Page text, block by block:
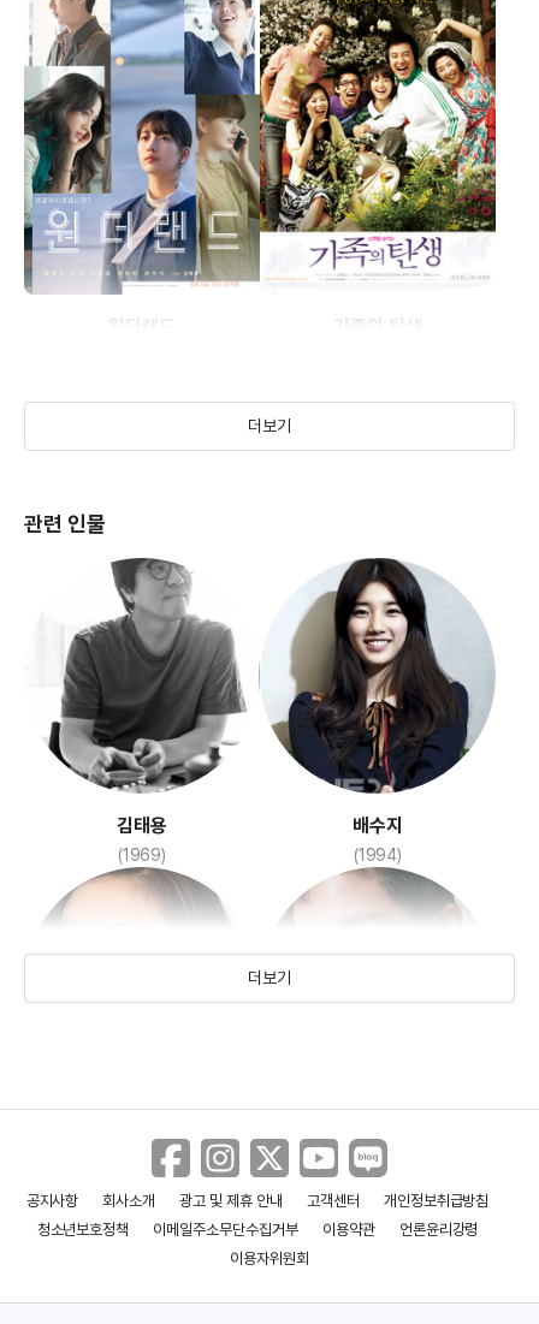
원더랜드 가족의 탄생
매트릭스
(1999)
더보기
관련 인물
김태용
(1969)
배수지
(1994)
탕웨이
(1979)
박보검
(1993)
더보기
공지사항 회사소개 광고 및 제휴 안내 고객센터
개인정보취급방침
청소년보호정책
이메일주소무단수집거부 이용약관
언론윤리강령
이용자위원회